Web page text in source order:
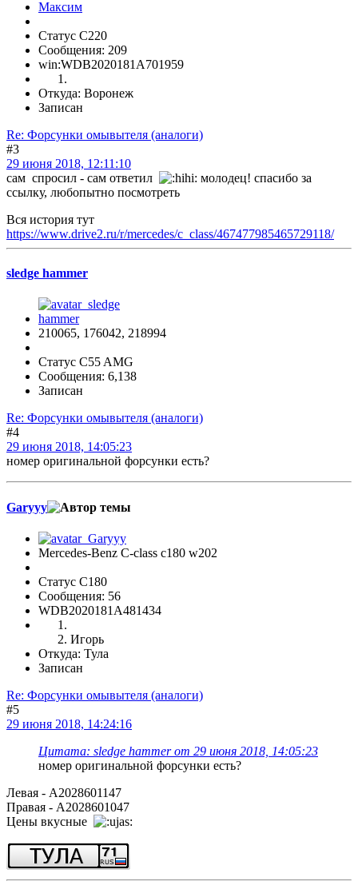
Статус C220
Сообщения: 209
win:WDB2020181A701959
Откуда: Воронеж
Записан
Re: Форсунки омывытеля (аналоги)
#3
29 июня 2018, 12:11:10
сам спросил - сам ответил
молодец! спасибо за
ссылку, любопытно посмотреть
Вся история тут
https://www.drive2.ru/r/mercedes/c_class/467477985465729118/
sledge hammer
210065, 176042, 218994
Статус C55 AMG
Сообщения: 6,138
Записан
Re: Форсунки омывытеля (аналоги)
#4
29 июня 2018, 14:05:23
номер оригинальной форсунки есть?
Garyyy
Mercedes-Benz C-class c180 w202
Статус C180
Сообщения: 56
WDB2020181A481434
Игорь
Откуда: Тула
Записан
Re: Форсунки омывытеля (аналоги)
#5
29 июня 2018, 14:24:16
Цитата: sledge hammer от 29 июня 2018, 14:05:23
номер оригинальной форсунки есть?
Левая - A2028601147
Правая - A2028601047
Цены вкусные